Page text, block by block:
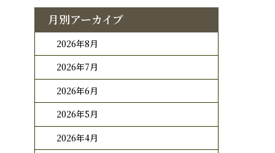
月別アーカイブ
2026年8月
2026年7月
2026年6月
2026年5月
2026年4月